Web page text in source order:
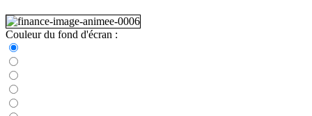
Couleur du fond d'écran :